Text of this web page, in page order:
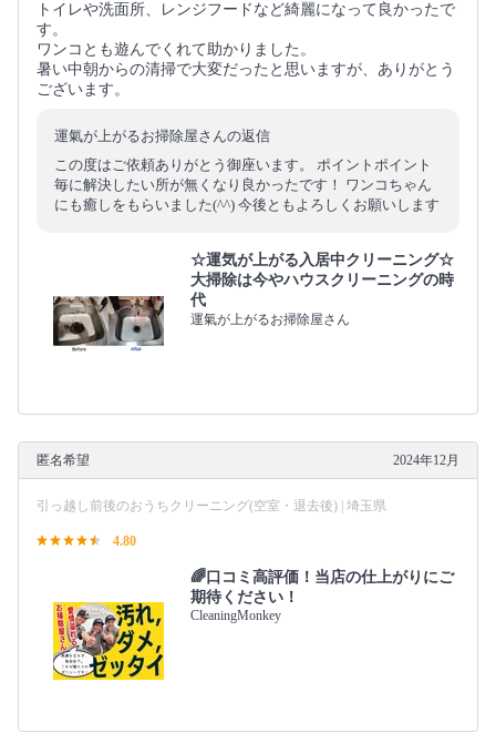
トイレや洗面所、レンジフードなど綺麗になって良かったで
す。
ワンコとも遊んでくれて助かりました。
暑い中朝からの清掃で大変だったと思いますが、ありがとう
ございます。
運氣が上がるお掃除屋さんの返信
この度はご依頼ありがとう御座います。 ポイントポイント
毎に解決したい所が無くなり良かったです！ ワンコちゃん
にも癒しをもらいました(^^) 今後ともよろしくお願いします
☆運気が上がる入居中クリーニング☆
大掃除は今やハウスクリーニングの時
代
運氣が上がるお掃除屋さん
匿名希望 2024年12月
引っ越し前後のおうちクリーニング(空室・退去後) | 埼玉県
4.80
🌈口コミ高評価！当店の仕上がりにご
期待ください！
CleaningMonkey